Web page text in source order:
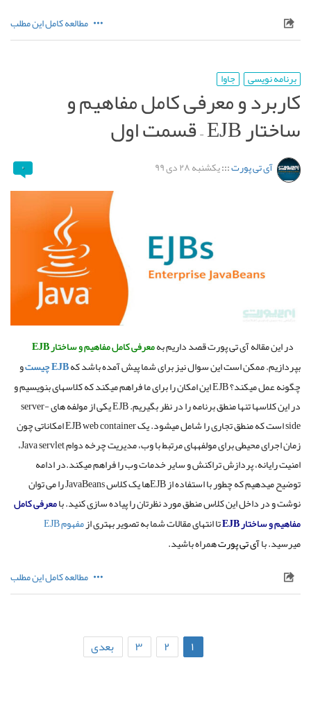
مطالعه کامل این مطلب
برنامه نویسی جاوا
کاربرد و معرفی کامل مفاهیم و
ساختار EJB – قسمت اول
آی تی پورت:::یکشنبه ۲۸ دی ۹۹ ۰
در این مقاله آی تی پورت قصد داریم بهمعرفیکاملمفاهیموساختار
بپردازیم.ممکن است این سوال نیز برای شما پیش آمده باشد کهEJBچیستو
چگونه عمل میکند؟EJBاین امکان را برای ما فراهم میکند که کلاسهای بنویسیم و
در این کلاسها تنها منطق برنامه را در نظر بگیریم. EJB یکی از مولفه هایserver-
sideاست که منطق تجاری را شامل میشود.یک
امکاناتی چون
زمان اجرای محیطی برای مولفههای مرتبط با وب، مدیریت چرخه دوام
،
امنیت رایانه، پردازش تراکنش و سایر خدمات وب را فراهم میکند.در ادامه
توضیح میدهیم که چطور با استفاده از
ها یک کلاس
را می توان
نوشت و در داخل این کلاس منطق مورد نظرتان را پیاده سازی کنید.بامعرفیکامل
مفاهیموساختارEJBتا انتهای مقالات شما به تصویر بهتری ازمفهوم
میرسید. باآی تی پورتهمراه باشید.
مطالعه کامل این مطلب
۱ ۲ ۳ بعدی